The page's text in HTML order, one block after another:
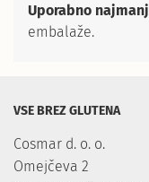
Uporabno
embalaže.
VSE BREZ GLUTENA
Cosmar d. o. o.
Omejčeva 2